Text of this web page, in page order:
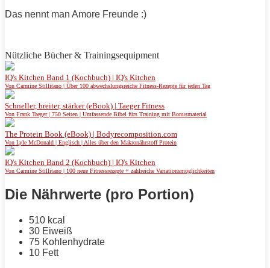
Das nennt man Amore Freunde :)
Nützliche Bücher & Trainingsequipment
IQ's Kitchen Band 1 (Kochbuch) | IQ's Kitchen
Von Carmine Stillitano | Über 100 abwechslungsreiche Fitness-Rezepte für jeden Tag
Schneller, breiter, stärker (eBook) | Taeger Fitness
Von Frank Taeger | 750 Seiten | Umfassende Bibel fürs Training mit Bonusmaterial
The Protein Book (eBook) | Bodyrecomposition.com
Von Lyle McDonald | Englisch | Alles über den Makronährstoff Protein
IQ's Kitchen Band 2 (Kochbuch) | IQ's Kitchen
Von Carmine Stillitano | 100 neue Fitnessrezepte + zahlreiche Variationsmöglichkeiten
Die Nährwerte (pro Portion)
510 kcal
30 Eiweiß
75 Kohlenhydrate
10 Fett